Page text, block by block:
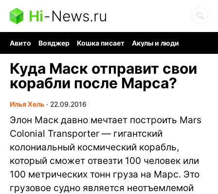
Hi-News.ru
Авито Вояджер Кошка писает
Акулы и люди
Куда Маск отправит свои
корабли после Марса?
Илья Хель ∙ 22.09.2016
Элон Маск давно мечтает построить Mars
Colonial Transporter — гигантский
колониальный космический корабль,
который сможет отвезти 100 человек или
100 метрических тонн груза на Марс. Это
грузовое судно является неотъемлемой